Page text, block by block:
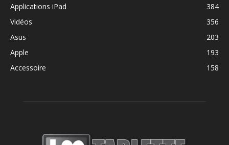
Applications iPad
384
Vidéos
356
Asus
203
Apple
193
Accessoire
158